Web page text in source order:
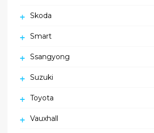
Skoda
Smart
Ssangyong
Suzuki
Toyota
Vauxhall